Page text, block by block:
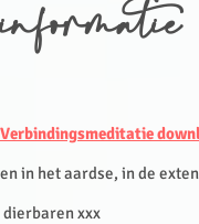
in het aardse, in de
dierbaren xxx